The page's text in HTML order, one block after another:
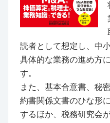
読者として想定し、中
具体的な業務の進め方
す。
また、基本合意書、秘
約書関係文書のひな形
するほか、税務研究会